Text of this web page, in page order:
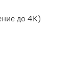
до 4K)